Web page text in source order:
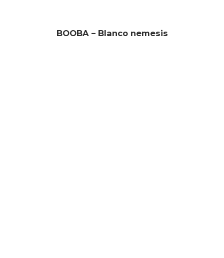
BOOBA – Blanco nemesis